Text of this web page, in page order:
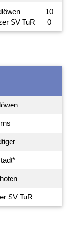
SV TuR
10
0
SV TuR